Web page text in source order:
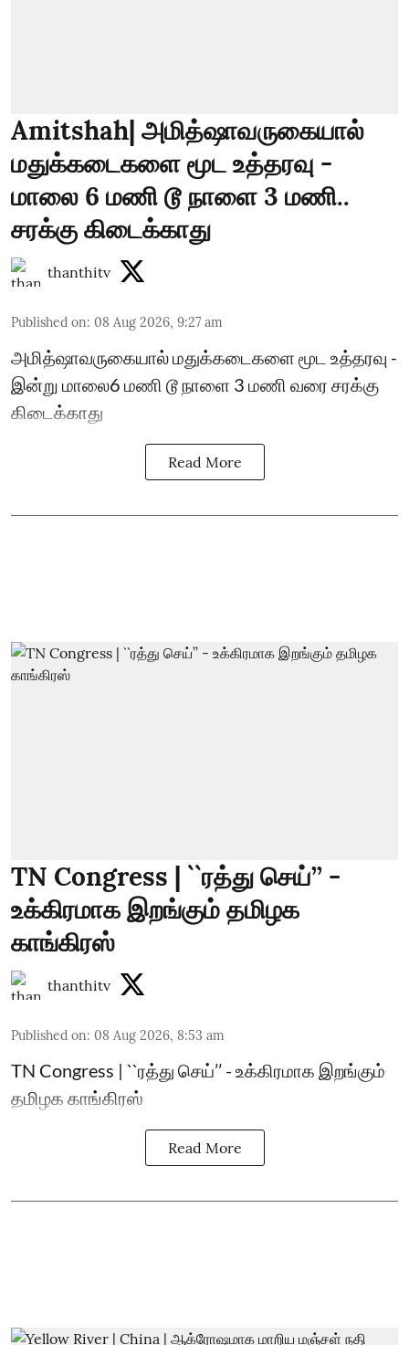
Amitshah| அமித்ஷாவருகையால்
மதுக்கடைகளை மூட உத்தரவு -
மாலை 6 மணி டூ நாளை 3 மணி..
சரக்கு கிடைக்காது
thanthitv
Published on: 08 Aug 2026, 9:27 am
அமித்ஷாவருகையால் மதுக்கடைகளை மூட உத்தரவு -
இன்று மாலை6 மணி டூ நாளை 3 மணி வரை சரக்கு
கிடைக்காது
Read More
TN Congress | ``ரத்து செய்’’ -
உக்கிரமாக இறங்கும் தமிழக
காங்கிரஸ்
thanthitv
Published on: 08 Aug 2026, 8:53 am
TN Congress | ``ரத்து செய்’’ - உக்கிரமாக இறங்கும்
தமிழக காங்கிரஸ்
Read More